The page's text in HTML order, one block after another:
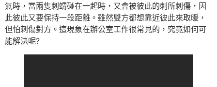
氣時，當兩隻刺蝟碰在一起時，又會被彼此的刺所刺傷，因
此彼此又要保持一段距離。雖然雙方都想靠近彼此來取暖，
但怕刺傷對方。這現象在辦公室工作很常見的，究竟如何可
能解決呢?